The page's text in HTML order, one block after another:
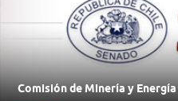
Comisión de Minería y Energía